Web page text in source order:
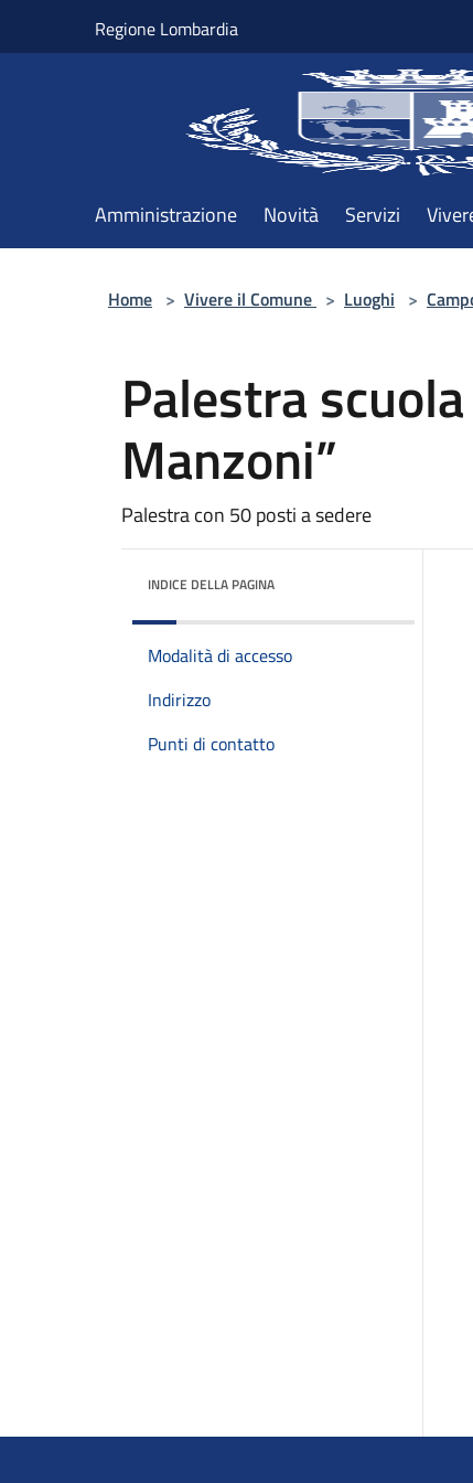
Regione Lombardia
Amministrazione Novità Servizi
Home > Vivere il Comune > Luoghi >
Palestra
Manzoni”
Palestra con 50 posti a sedere
INDICE DELLA PAGINA
Modalità di accesso
Indirizzo
Punti di contatto